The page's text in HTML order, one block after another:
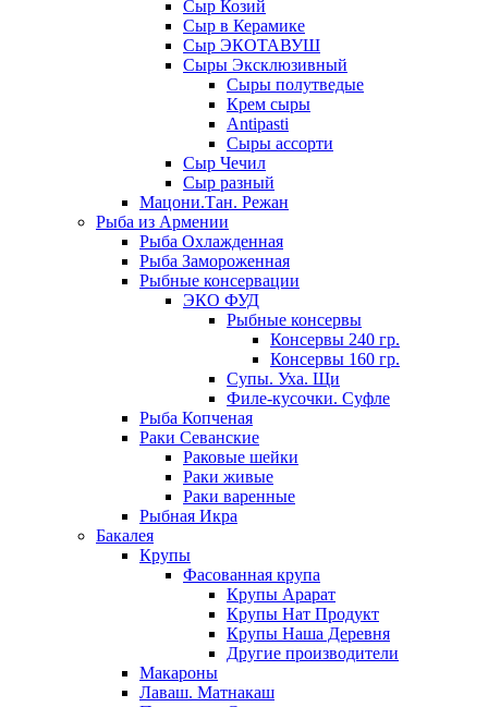
Сыр Козий
Сыр в Керамике
Сыр ЭКОТАВУШ
Сыры Эксклюзивный
Сыры полутведые
Крем сыры
Antipasti
Сыры ассорти
Сыр Чечил
Сыр разный
Мацони.Тан. Режан
Рыба из Армении
Рыба Охлажденная
Рыба Замороженная
Рыбные консервации
ЭКО ФУД
Рыбные консервы
Консервы 240 гр.
Консервы 160 гр.
Супы. Уха. Щи
Филе-кусочки. Суфле
Рыба Копченая
Раки Севанские
Раковые шейки
Раки живые
Раки варенные
Рыбная Икра
Бакалея
Крупы
Фасованная крупа
Крупы Арарат
Крупы Нат Продукт
Крупы Наша Деревня
Другие производители
Макароны
Лаваш. Матнакаш